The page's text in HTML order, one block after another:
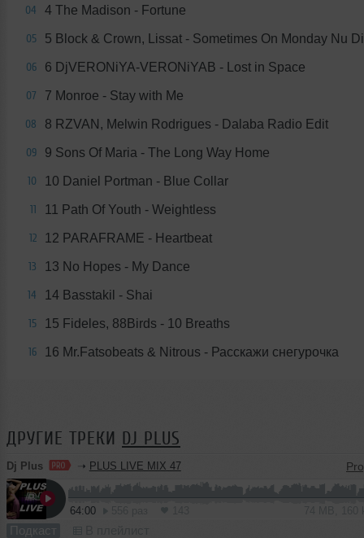
04 4 The Madison - Fortune
05 5 Block & Crown, Lissat - Sometimes On Monday Nu
06 6 DjVERONiYA-VERONiYAB - Lost in Space
07 7 Monroe - Stay with Me
08 8 RZVAN, Melwin Rodrigues - Dalaba Radio Edit
09 9 Sons Of Maria - The Long Way Home
10 10 Daniel Portman - Blue Collar
11 11 Path Of Youth - Weightless
12 12 PARAFRAME - Heartbeat
13 13 No Hopes - My Dance
14 14 Basstakil - Shai
15 15 Fideles, 88Birds - 10 Breaths
16 16 Mr.Fatsobeats & Nitrous - Расскажи снегурочка
ДРУГИЕ ТРЕКИ DJ PLUS
Dj Plus ➝ PLUS LIVE MIX 47
64:00
Подкаст